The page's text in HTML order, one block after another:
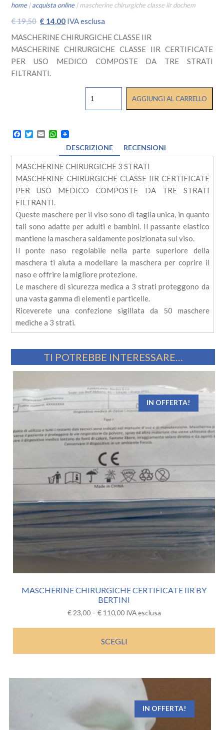
home|acquista online|mascherine chirurgiche classe iir dochem
€19,50 Il
prezzo
originale
era:
€ 19,50.
€ 14,00Il
prezzo
attuale
è:
IVA esclusa
MASCHERINE CHIRURGICHE CLASSE IIR
MASCHERINE CHIRURGICHE CLASSE IIR CERTIFICATE
PER USO MEDICO COMPOSTE DA TRE STRATI
FILTRANTI.
CHIRURGICHE
CLASSE
quantità
AGGIUNGI AL CARRELLO
Facebook
TwitterEmailWhatsApp
DESCRIZIONE
RECENSIONI
MASCHERINE CHIRURGICHE 3 STRATI
MASCHERINE CHIRURGICHE CLASSE IIR CERTIFICATE
PER USO MEDICO COMPOSTE DA TRE STRATI
FILTRANTI.
Queste maschere per il viso sono di taglia unica, in quanto
tali sono adatte per adulti e bambini. Il passante elastico
mantiene la maschera saldamente posizionata sul viso.
Il ponte naso regolabile nella parte superiore della
maschera ti aiuta a modellare la maschera per coprire il
naso e offrire la migliore protezione.
Le maschere di sicurezza medica a 3 strati proteggono da
una vasta gamma di elementi e particelle.
Riceverete una confezione sigillata da 50 maschere
mediche a 3 strati.
TI POTREBBE INTERESSARE…
IN OFFERTA!
MASCHERINE CHIRURGICHE CERTIFICATE IIR BY
BERTINI
€23,00– €110,00 IVA esclusa
SCEGLI
IN OFFERTA!